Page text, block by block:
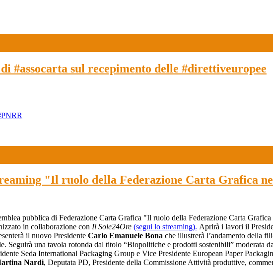
#assocarta sul recepimento delle #direttiveuropee
"Il ruolo della Federazione Carta Grafica
pubblica di Federazione Carta Grafica "Il ruolo della Federazione Carta
in collaborazione con Il Sole24Ore (segui lo streaming). Aprirà i lavori il
il nuovo Presidente Carlo Emanuele Bona che illustrerà l’andamento della
Seguirà una tavola rotonda dal titolo “Biopolitiche e prodotti sostenibili” moderata
Seda International Packaging Group e Vice Presidente European Paper
Nardi, Deputata PD, Presidente della Commissione Attività produttive,